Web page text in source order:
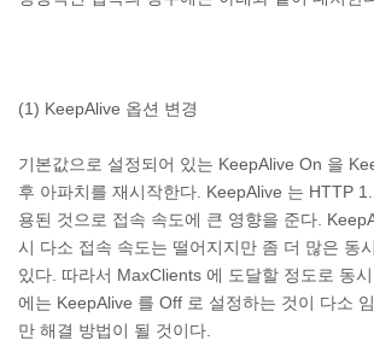
(1) KeepAlive 옵션 변경
기본값으로 설정되어 있는 KeepAlive On 을
후 아파치를 재시작한다. KeepAlive 는 HTTP
용된 것으로 접속 속도에 큰 영향을 준다.
시 다소 접속 속도는 떨어지지만 좀 더 많은 동
있다. 따라서 MaxClients 에 도달할 정도로 동
에는 KeepAlive 를 Off 로 설정하는 것이 다소
만 해결 방법이 될 것이다.